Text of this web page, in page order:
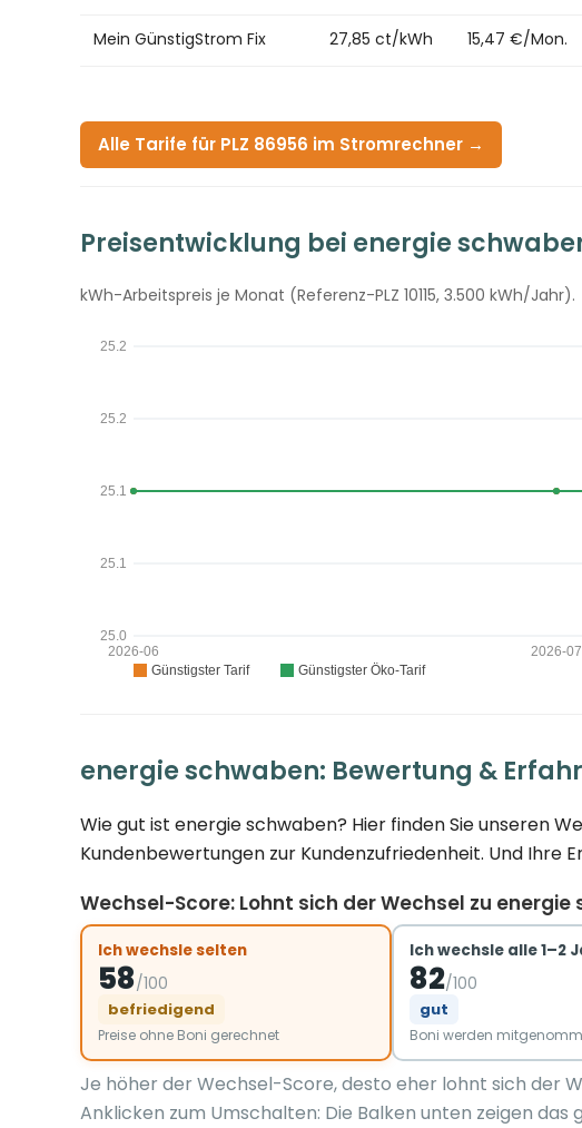
Mein GünstigStrom Fix 27,85 ct/kWh 15,47 €/Mon.
Alle Tarife für PLZ 86956 im Stromrechner →
Preisentwicklung bei energie
kWh-Arbeitspreis je Monat (Referenz-PLZ 10115, 3.500 kWh/Jahr).
energie schwaben: Bewertung &
Wie gut ist energie schwaben? Hier finden Sie unseren
Kundenbewertungen zur Kundenzufriedenheit. Und Ihre
Wechsel-Score: Lohnt sich der Wechsel zu energie
Ich wechsle selten
58/100
befriedigend
Preise ohne Boni gerechnet
Ich wechsle alle 1–2
82/100
gut
Boni werden
Je höher der Wechsel-Score, desto eher lohnt sich der
Anklicken zum Umschalten: Die Balken unten zeigen das